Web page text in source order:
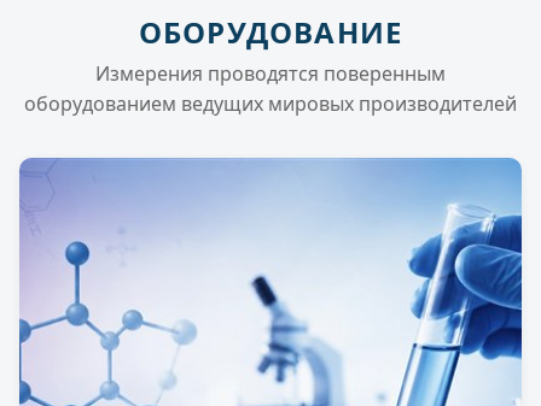
ОБОРУДОВАНИЕ
Измерения проводятся поверенным
оборудованием ведущих мировых производителей